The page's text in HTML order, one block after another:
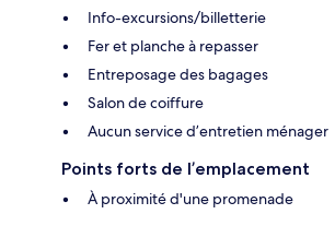
Info-excursions/billetterie
Fer et planche à repasser
Entreposage des bagages
Salon de coiffure
Aucun service d’entretien ménager
Points forts de l’emplacement
À proximité d'une promenade